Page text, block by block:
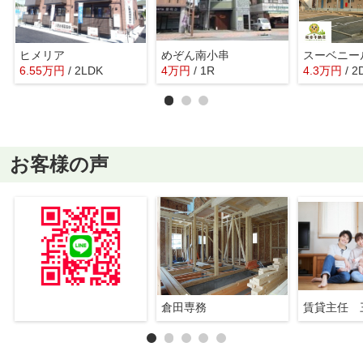
ヒメリア
6.55万円 / 2LDK
めぞん南小串
4万円 / 1R
スーベニー
4.3万円 /
お客様の声
倉田専務 賃貸主任